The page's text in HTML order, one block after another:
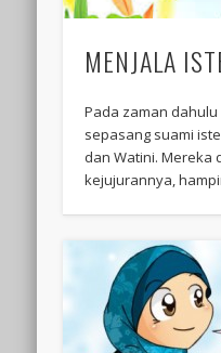
MENJALA
Pada zaman
sepasang suami
dan Watini. Mereka
kejujurannya,